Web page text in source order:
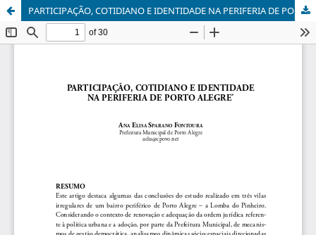
PARTICIPAÇÃO, COTIDIANO E IDENTIDADE NA PERIFERIA DE PORTO ALEGRE